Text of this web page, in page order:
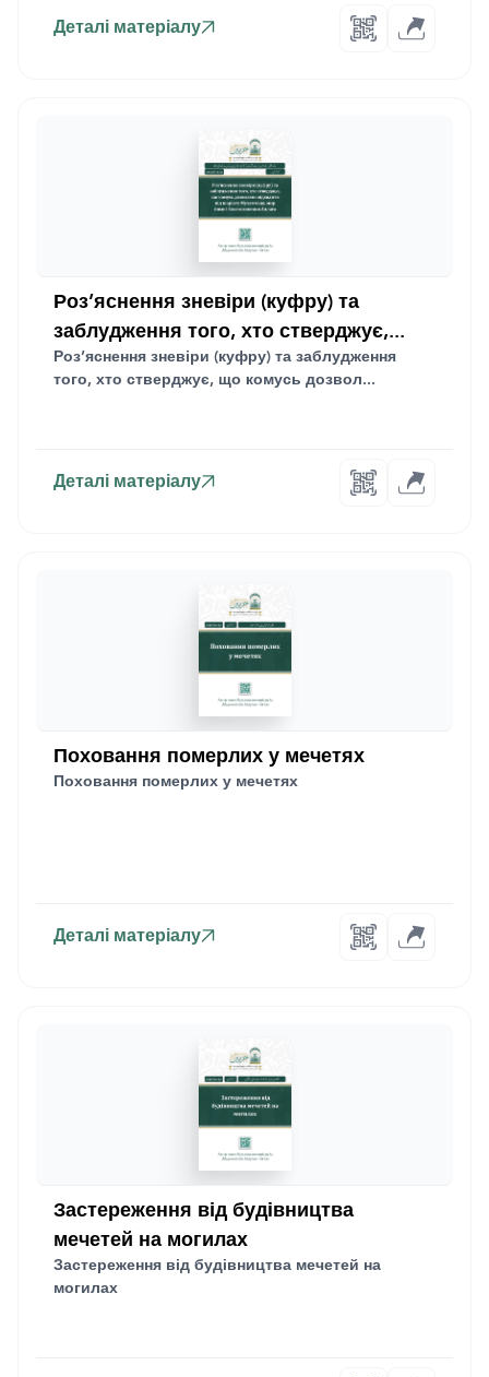
Деталі матеріалу
Роз’яснення зневіри (куфру) та
заблудження того, хто стверджує,...
Роз’яснення зневіри (куфру) та заблудження
того, хто стверджує, що комусь дозвол...
Деталі матеріалу
Поховання померлих у мечетях
Поховання померлих у мечетях
Деталі матеріалу
Застереження від будівництва
мечетей на могилах
Застереження від будівництва мечетей на
могилах